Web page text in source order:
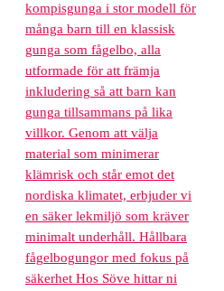
kompisgunga i stor modell för
många barn till en klassisk
gunga som fågelbo, alla
utformade för att främja
inkludering så att barn kan
gunga tillsammans på lika
villkor. Genom att välja
material som minimerar
klämrisk och står emot det
nordiska klimatet, erbjuder vi
en säker lekmiljö som kräver
minimalt underhåll. Hållbara
fågelbogungor med fokus på
säkerhet Hos Söve hittar ni